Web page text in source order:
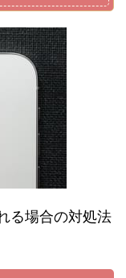
る場合の対処法